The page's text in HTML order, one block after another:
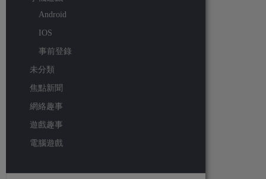
Android
IOS
事前登錄
未分類
焦點新聞
網絡趣事
遊戲趣事
電腦遊戲